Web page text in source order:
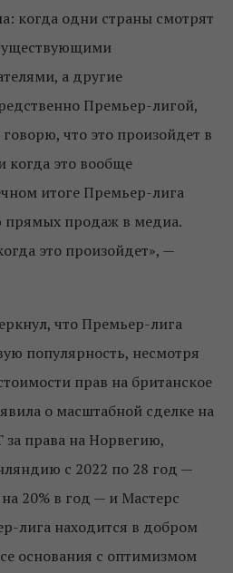
когда одни страны смотрят
а другие
Премьер-лигой,
что это произойдет в
это вообще
итоге Премьер-лига
прямых продаж в медиа.
это произойдет», —
что Премьер-лига
популярность, несмотря
прав на британское
о масштабной сделке на
права на Норвегию,
с 2022 по 28 год —
20% в год — и Мастерс
лига находится в добром
основания с оптимизмом